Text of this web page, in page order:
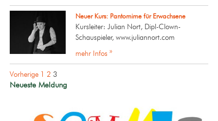
Neuer Kurs: Pantomime für Erwachsene
Kursleiter: Julian Nort, Dipl-Clown-
Schauspieler, www.juliannort.com
mehr Infos »
Seitennummerierung
der
Vorherige 1 2 3
Neueste Meldung